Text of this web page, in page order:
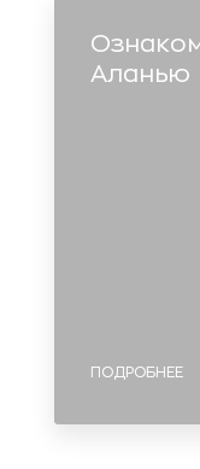
Аланью
ПОДРОБНЕЕ